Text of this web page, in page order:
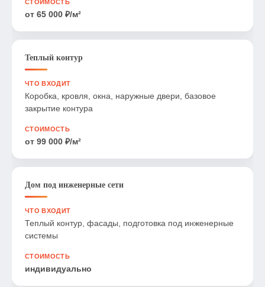
от 65 000 ₽/м²
Теплый контур
Коробка, кровля, окна, наружные двери, базовое
закрытие контура
от 99 000 ₽/м²
Дом под инженерные сети
Теплый контур, фасады, подготовка под инженерные
системы
индивидуально